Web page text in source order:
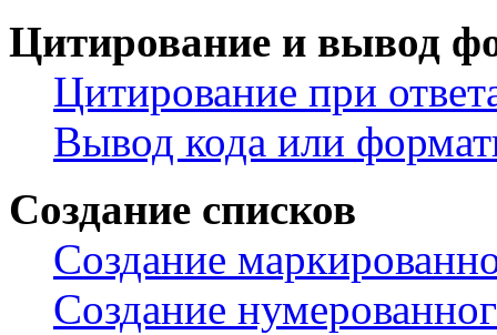
Цитирование и вывод
Цитирование при
Вывод кода или
Создание списков
Создание
Создание